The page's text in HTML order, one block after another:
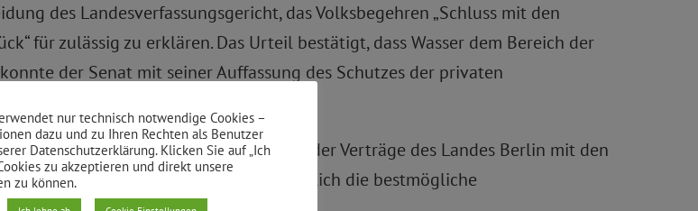
des Landesverfassungsgericht, das Volksbegehren „Schluss mit den
für zulässig zu erklären. Das Urteil bestätigt, dass Wasser dem Bereich der
der Senat mit seiner Auffassung des Schutzes der privaten
Wir fordern die Offenlegung der Verträge des Landes Berlin mit den
die Berlinerinnen und Berliner tatsächlich die bestmögliche
nur technisch notwendige Cookies –
dazu und zu Ihren Rechten als Benutzer
Datenschutzerklärung. Klicken Sie auf „Ich
zu akzeptieren und direkt unsere
zu können.